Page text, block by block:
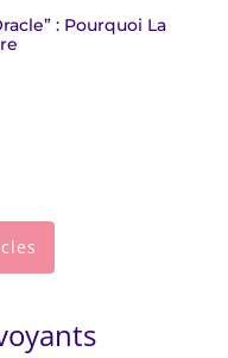
: Pourquoi La